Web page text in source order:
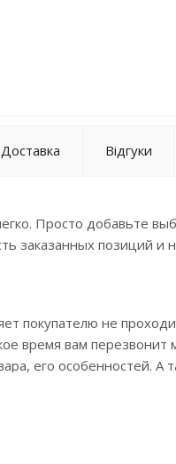
Доставка Відгуки
Просто добавьте
заказанных позиций
покупателю не
время вам перезвонит
его особенностей. А